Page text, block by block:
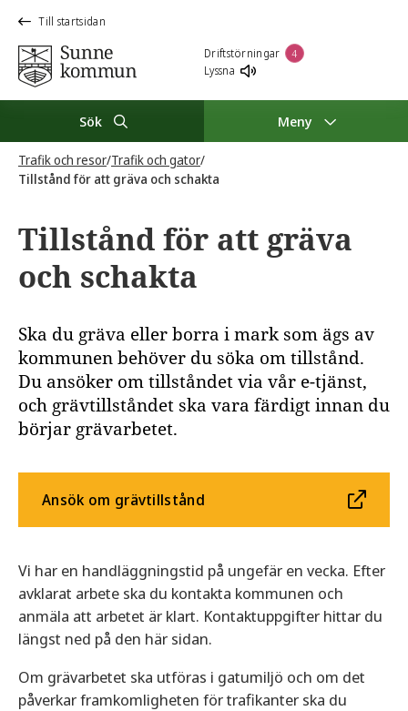
Till startsidan
Driftstörningar 4
Lyssna
Sök Meny
Trafik och resor/Trafik och gator/
Tillstånd för att gräva och schakta
Tillstånd för att gräva
och schakta
Ska du gräva eller borra i mark som ägs av
kommunen behöver du söka om tillstånd.
Du ansöker om tillståndet via vår e-tjänst,
och grävtillståndet ska vara färdigt innan du
börjar grävarbetet.
Ansök om grävtillstånd
Vi har en handläggningstid på ungefär en vecka. Efter
avklarat arbete ska du kontakta kommunen och
anmäla att arbetet är klart. Kontaktuppgifter hittar du
längst ned på den här sidan.
Om grävarbetet ska utföras i gatumiljö och om det
påverkar framkomligheten för trafikanter ska du